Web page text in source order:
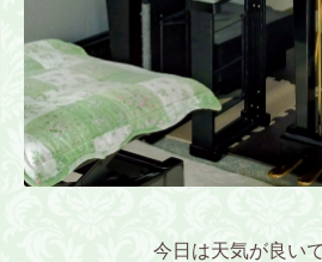
今日は天気が良い